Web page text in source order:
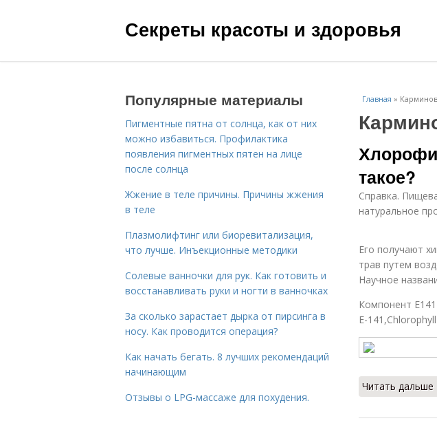
Секреты красоты и здоровья
Главная »
такое?
Справка.
натуральное
Его получают
трав путем
Научное
Компонент
Е-
Читать
Популярные материалы
Пигментные пятна от солнца, как от них
можно избавиться. Профилактика
появления пигментных пятен на лице
после солнца
Жжение в теле причины. Причины жжения
в теле
Плазмолифтинг или биоревитализация,
что лучше. Инъекционные методики
Солевые ванночки для рук. Как готовить и
восстанавливать руки и ногти в ванночках
За сколько зарастает дырка от пирсинга в
носу. Как проводится операция?
Как начать бегать. 8 лучших рекомендаций
начинающим
Отзывы о LPG-массаже для похудения.